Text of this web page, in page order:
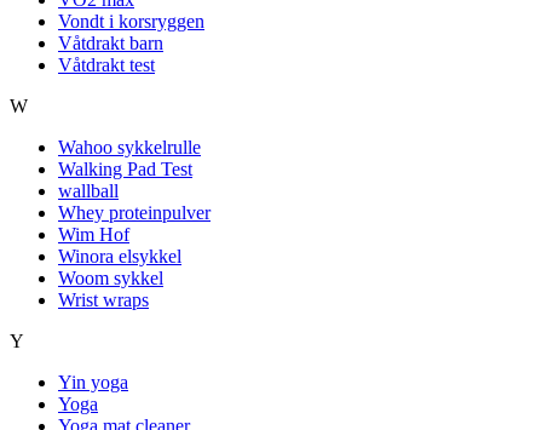
Vondt i korsryggen
Våtdrakt barn
Våtdrakt test
W
Wahoo sykkelrulle
Walking Pad Test
wallball
Whey proteinpulver
Wim Hof
Winora elsykkel
Woom sykkel
Wrist wraps
Y
Yin yoga
Yoga
Yoga mat cleaner